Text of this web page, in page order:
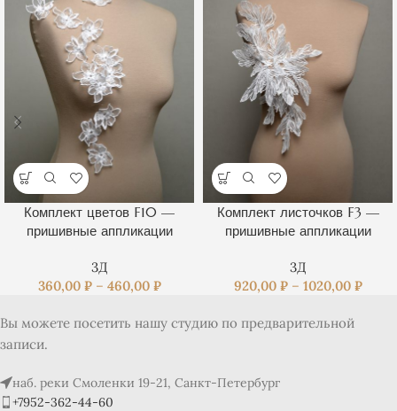
Комплект цветов F10 —
пришивные аппликации
3Д
360,00 ₽ – 460,00 ₽
Комплект листочков F3 —
пришивные аппликации
3Д
920,00 ₽ – 1020,00 ₽
Вы можете посетить нашу студию по предварительной
записи.
наб. реки Смоленки 19-21, Санкт-Петербург
+7952-362-44-60